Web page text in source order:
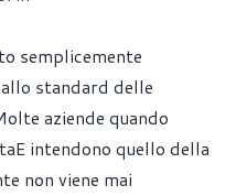
semplicemente
standard delle
aziende quando
intendono quello della
non viene mai